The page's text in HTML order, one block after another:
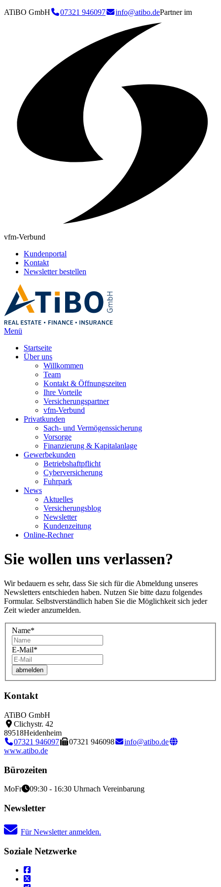
ATiBO GmbH 07321 946097 info@atibo.dePartner im
vfm-Verbund
Kundenportal
Kontakt
Newsletter bestellen
Menü
Startseite
Über uns
Willkommen
Team
Kontakt & Öffnungszeiten
Ihre Vorteile
Versicherungspartner
vfm-Verbund
Privatkunden
Sach- und Vermögenssicherung
Vorsorge
Finanzierung & Kapitalanlage
Gewerbekunden
Betriebshaftpflicht
Cyberversicherung
Fuhrpark
News
Aktuelles
Versicherungsblog
Newsletter
Kundenzeitung
Online-Rechner
Sie wollen uns verlassen?
Wir bedauern es sehr, dass Sie sich für die Abmeldung unseres
Newsletters entschieden haben. Nutzen Sie bitte dazu folgendes
Formular. Selbstverständlich haben Sie die Möglichkeit sich jeder
Zeit wieder anzumelden.
Name*
E-Mail*
Kontakt
ATiBO GmbH
Clichystr. 42
89518Heidenheim
07321 946097
07321 946098
info@atibo.de
www.atibo.de
Bürozeiten
MoFr 09:30 - 16:30 Uhrnach Vereinbarung
Newsletter
Für Newsletter anmelden.
Soziale Netzwerke